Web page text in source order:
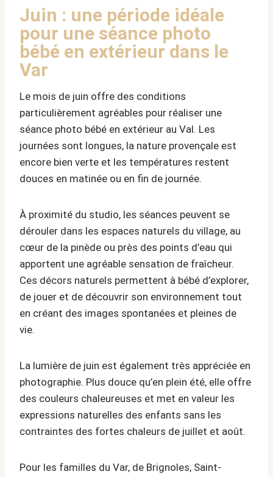
Juin : une période idéale
pour une séance photo
bébé en extérieur dans le
Var
Le mois de juin offre des conditions
particulièrement agréables pour réaliser une
séance photo bébé en extérieur au Val. Les
journées sont longues, la nature provençale est
encore bien verte et les températures restent
douces en matinée ou en fin de journée.
À proximité du studio, les séances peuvent se
dérouler dans les espaces naturels du village, au
cœur de la pinède ou près des points d’eau qui
apportent une agréable sensation de fraîcheur.
Ces décors naturels permettent à bébé d’explorer,
de jouer et de découvrir son environnement tout
en créant des images spontanées et pleines de
vie.
La lumière de juin est également très appréciée en
photographie. Plus douce qu’en plein été, elle offre
des couleurs chaleureuses et met en valeur les
expressions naturelles des enfants sans les
contraintes des fortes chaleurs de juillet et août.
Pour les familles du Var, de Brignoles, Saint-